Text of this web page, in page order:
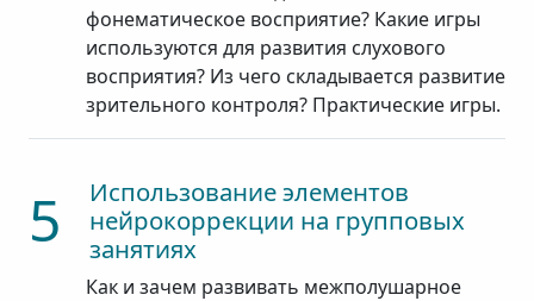
фонематическое восприятие? Какие игры
используются для развития слухового
восприятия? Из чего складывается развитие
зрительного контроля? Практические игры.
5
Использование элементов
нейрокоррекции на групповых
занятиях
Как и зачем развивать межполушарное